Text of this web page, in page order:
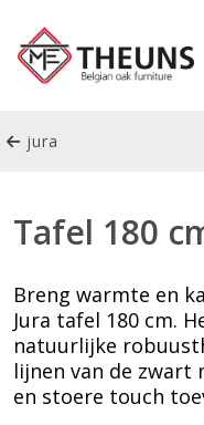
jura
Tafel 180
Breng warmte en
Jura tafel 180 cm.
natuurlijke
lijnen van de zwart
en stoere touch